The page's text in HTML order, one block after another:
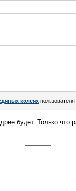
колеях пользователя
будет. Только что